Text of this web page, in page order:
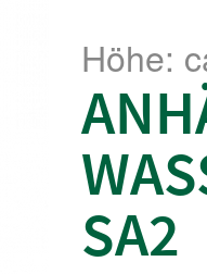
Höhe:
SA2